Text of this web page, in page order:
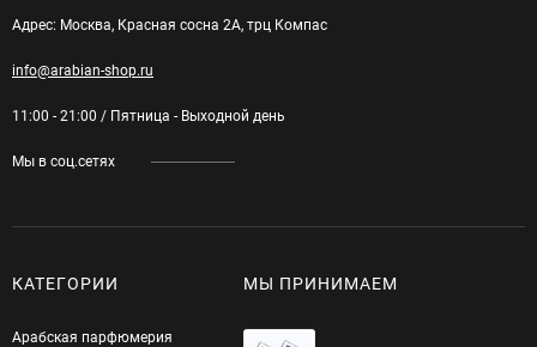
Адрес: Москва, Красная сосна 2А, трц Компас
info@arabian-shop.ru
11:00 - 21:00 / Пятница - Выходной день
Мы в соц.сетях
КАТЕГОРИИ
Арабская парфюмерия
МЫ ПРИНИМАЕМ